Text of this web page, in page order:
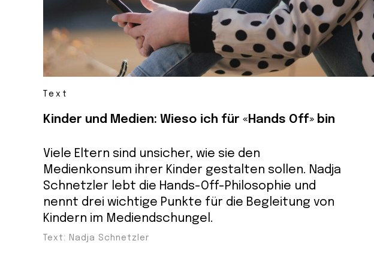
Text
Kinder und Medien: Wieso ich für «Hands Off» bin
Viele Eltern sind unsicher, wie sie den
Medienkonsum ihrer Kinder gestalten sollen. Nadja
Schnetzler lebt die Hands-Off-Philosophie und
nennt drei wichtige Punkte für die Begleitung von
Kindern im Mediendschungel.
Text: Nadja Schnetzler